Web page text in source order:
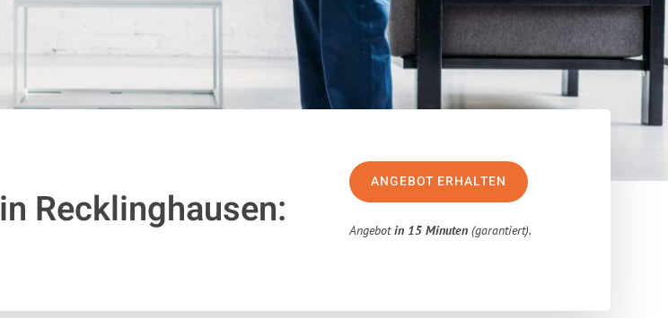
in Recklinghausen:
ANGEBOT ERHALTEN
Angebotin 15 Minuten (garantiert).